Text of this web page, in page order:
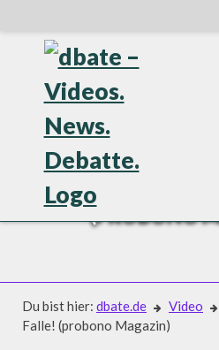
content
ACHTUNG - DIE
(PROBONO
Du bist hier: dbate.de Video
Falle! (probono Magazin)